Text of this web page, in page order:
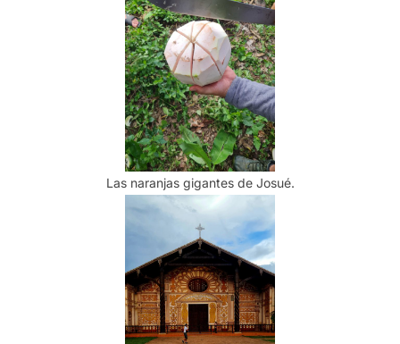
Las naranjas gigantes de Josué.